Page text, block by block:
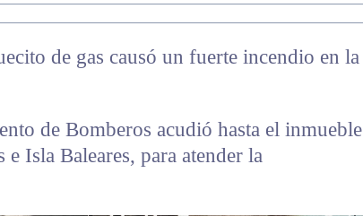
de gas causó un fuerte incendio en la
de Bomberos acudió hasta el inmueble
e Isla Baleares, para atender la